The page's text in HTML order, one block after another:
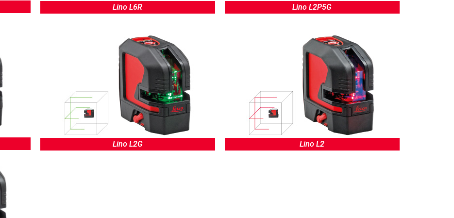
Lino L6R Lino L2P5G
Lino L2G Lino L2